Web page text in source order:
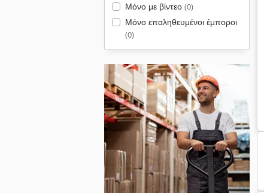
Μόνο με βίντεο (0)
Μόνο επαληθευμένοι έμποροι
(0)
Liebherr Μπουλντόζα Liebherr 941